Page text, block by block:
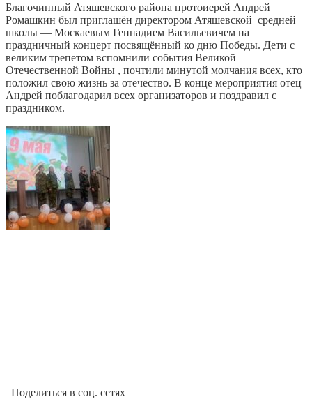
Благочинный Атяшевского района протоиерей Андрей
Ромашкин был приглашён директором Атяшевской средней
школы — Москаевым Геннадием Васильевичем на
праздничный концерт посвящённый ко дню Победы. Дети с
великим трепетом вспомнили события Великой
Отечественной Войны , почтили минутой молчания всех, кто
положил свою жизнь за отечество. В конце мероприятия отец
Андрей поблагодарил всех организаторов и поздравил с
праздником.
Поделиться в соц. сетях